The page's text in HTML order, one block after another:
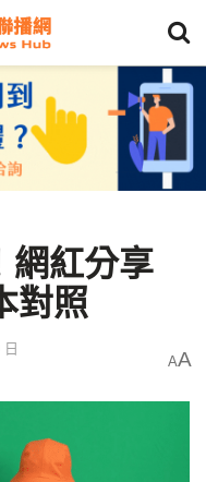
網紅分享
對照
AA